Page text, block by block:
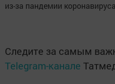
из-за пандемии
Следите за самым
Telegram-канале